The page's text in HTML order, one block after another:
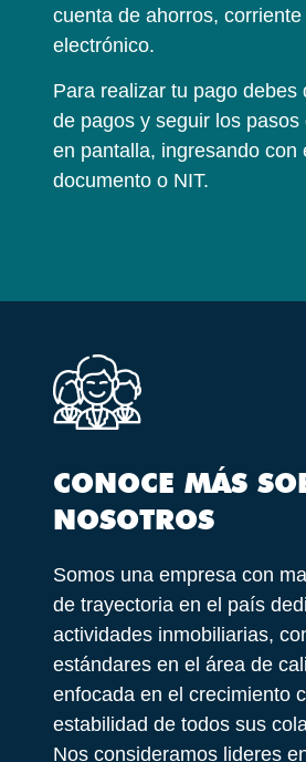
cuenta de ahorros,
electrónico.
Para realizar tu pago debes
de pagos y seguir los pasos
en pantalla, ingresando con
documento o NIT.
CONOCE MÁS
NOSOTROS
Somos una empresa con
de trayectoria en el país
actividades inmobiliarias,
estándares en el área de
enfocada en el crecimiento
estabilidad de todos sus
Nos consideramos lideres